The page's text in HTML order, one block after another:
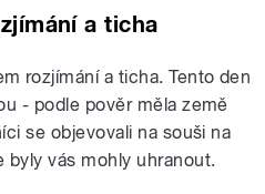
a ticha
rozjímání a ticha. Tento den
- podle pověr měla země
se objevovali na souši na
vás mohly uhranout.